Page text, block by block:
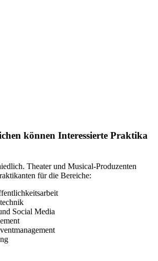
können Interessierte Praktika
Theater und Musical-Produzenten
für die Bereiche:
Social Media